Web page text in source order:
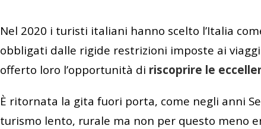
Nel 2020 i turisti italiani hanno scelto l’Italia
obbligati dalle rigide restrizioni imposte ai
offerto loro l’opportunità di riscoprire le
È ritornata la gita fuori porta, come negli anni
turismo lento, rurale ma non per questo meno